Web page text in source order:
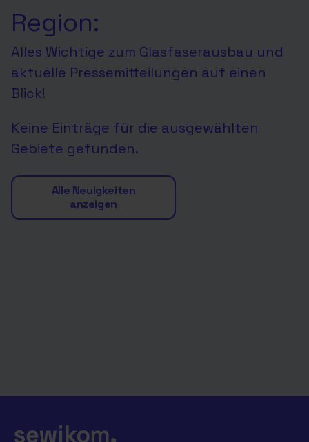
Region:
Alles Wichtige zum Glasfaserausbau und
aktuelle Pressemitteilungen auf einen
Blick!
Keine Einträge für die ausgewählten
Gebiete gefunden.
Alle Neuigkeiten
anzeigen